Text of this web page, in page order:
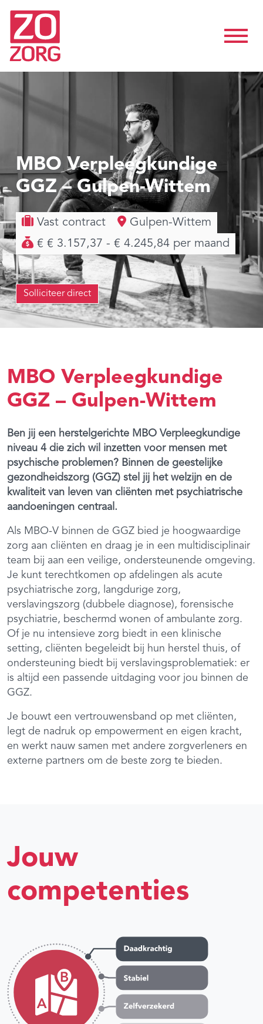
MBO Verpleegkundige
GGZ – Gulpen-Wittem
Vast contract
Gulpen-Wittem
€ € 3.157,37 - € 4.245,84 per maand
Solliciteer direct
MBO Verpleegkundige
GGZ – Gulpen-Wittem
Ben jij een herstelgerichte MBO Verpleegkundige
niveau 4 die zich wil inzetten voor mensen met
psychische problemen? Binnen de geestelijke
gezondheidszorg (GGZ) stel jij het welzijn en de
kwaliteit van leven van cliënten met psychiatrische
aandoeningen centraal.
Als MBO-V binnen de GGZ bied je hoogwaardige
zorg aan cliënten en draag je in een multidisciplinair
team bij aan een veilige, ondersteunende omgeving.
Je kunt terechtkomen op afdelingen als acute
psychiatrische zorg, langdurige zorg,
verslavingszorg (dubbele diagnose), forensische
psychiatrie, beschermd wonen of ambulante zorg.
Of je nu intensieve zorg biedt in een klinische
setting, cliënten begeleidt bij hun herstel thuis, of
ondersteuning biedt bij verslavingsproblematiek: er
is altijd een passende uitdaging voor jou binnen de
GGZ.
Je bouwt een vertrouwensband op met cliënten,
legt de nadruk op empowerment en eigen kracht,
en werkt nauw samen met andere zorgverleners en
externe partners om de beste zorg te bieden.
Jouw
competenties